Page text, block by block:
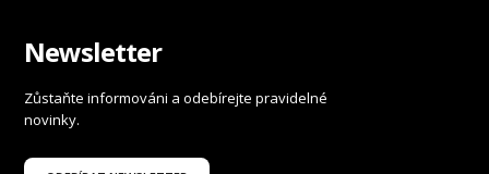
Newsletter
Zůstaňte informováni a odebírejte pravidelné
novinky.